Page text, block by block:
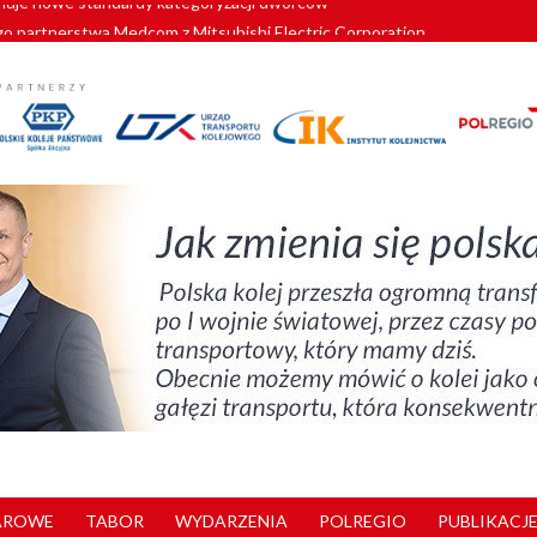
znów szuka dostawcy nowych EZT
kolejowych w północnej Wielkopolsce. Łatwiejsze dojazdy do pracy i
nowe standardy kategoryzacji dworców
TABOR WYDARZENIA POLREGIO